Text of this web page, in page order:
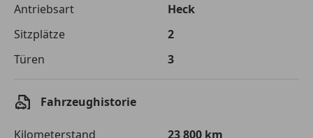
Kreditbetrag
€ 75 000,-
Zu zahlender
Gesamtbetrag
€ 105 661,-
Effektivzinsatz
Antriebsart
Heck
Sitzplätze
2
Türen
3
Fahrzeughistorie
Kilometerstand
23 800 km